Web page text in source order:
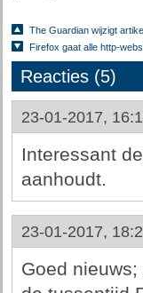
The Guardian wijzigt
Firefox gaat alle http-
Reacties (5)
23-01-2017,
Interessant
aanhoudt.
23-01-2017,
Goed